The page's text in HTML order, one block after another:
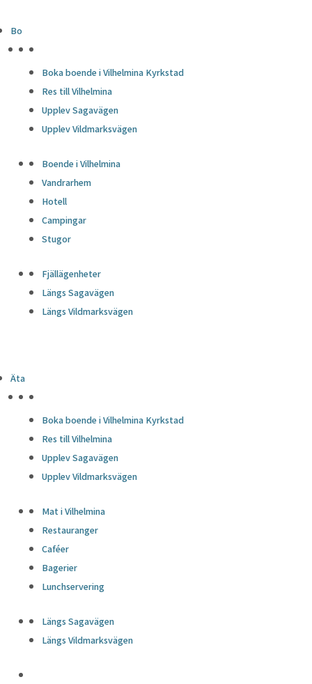
Bo
Boka boende i Vilhelmina Kyrkstad
Res till Vilhelmina
Upplev Sagavägen
Upplev Vildmarksvägen
Boende i Vilhelmina
Vandrarhem
Hotell
Campingar
Stugor
Fjällägenheter
Längs Sagavägen
Längs Vildmarksvägen
Äta
Boka boende i Vilhelmina Kyrkstad
Res till Vilhelmina
Upplev Sagavägen
Upplev Vildmarksvägen
Mat i Vilhelmina
Restauranger
Caféer
Bagerier
Lunchservering
Längs Sagavägen
Längs Vildmarksvägen